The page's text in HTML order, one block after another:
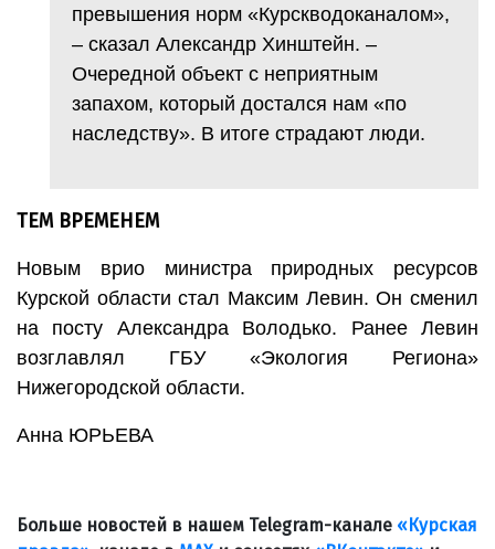
превышения норм «Курскводоканалом»,
– сказал Александр Хинштейн. –
Очередной объект с неприятным
запахом, который достался нам «по
наследству». В итоге страдают люди.
ТЕМ ВРЕМЕНЕМ
Новым врио министра природных ресурсов
Курской области стал Максим Левин. Он сменил
на посту Александра Володько. Ранее Левин
возглавлял ГБУ «Экология Региона»
Нижегородской области.
Анна ЮРЬЕВА
Больше новостей в нашем Telegram-канале «Курская